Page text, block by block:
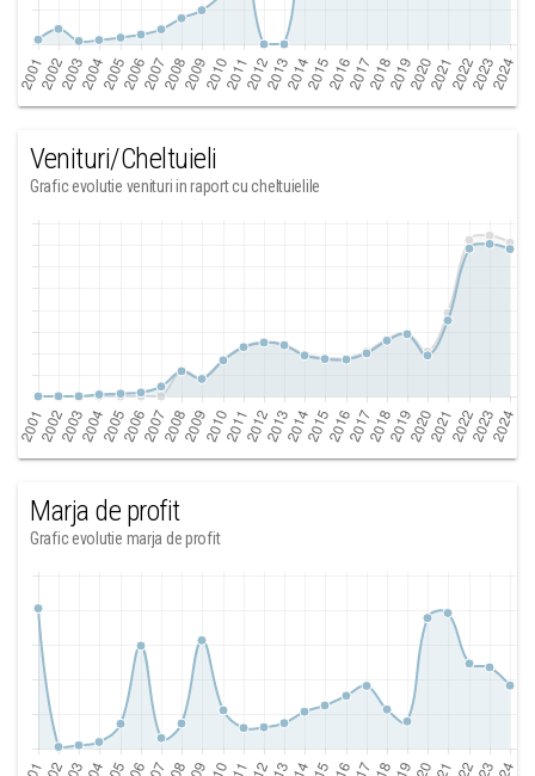
Venituri/Cheltuieli
Grafic evolutie venituri in raport cu cheltuielile
Marja de profit
Grafic evolutie marja de profit